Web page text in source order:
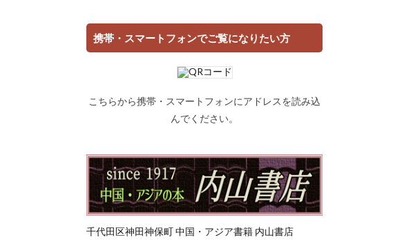
携帯・スマートフォンでご覧になりたい方
こちらから携帯・スマートフォンにアドレスを読み込
んでください。
千代田区神田神保町 中国・アジア書籍 内山書店